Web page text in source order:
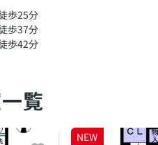
歩25分
歩37分
歩42分
覧
NEW